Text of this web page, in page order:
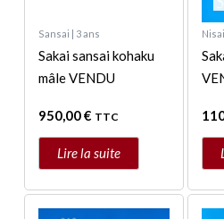
Sansai | 3 ans
Sakai sansai kohaku
mâle VENDU
950,00€ TTC
Lire la suite
Ce